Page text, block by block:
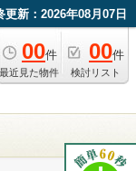
更新：2026年08月07日
00件
最近見た物件
00件
検討リスト